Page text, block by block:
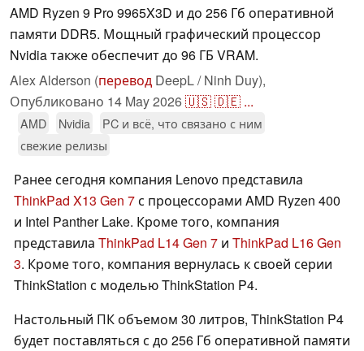
AMD Ryzen 9 Pro 9965X3D и до 256 Гб оперативной
памяти DDR5. Мощный графический процессор
Nvidia также обеспечит до 96 ГБ VRAM.
Alex Alderson (перевод DeepL / Ninh Duy),
Опубликовано 14 May 2026🇺🇸🇩🇪 ...
AMD Nvidia
PC и всё, что связано с ним
свежие релизы
Ранее сегодня компания Lenovo представила
ThinkPad X13 Gen 7с процессорами AMD Ryzen 400
и Intel Panther Lake. Кроме того, компания
представила ThinkPad L14 Gen 7 и ThinkPad L16 Gen
3. Кроме того, компания вернулась к своей серии
ThinkStation с моделью ThinkStation P4.
Настольный ПК объемом 30 литров, ThinkStation P4
будет поставляться с до 256 Гб оперативной памяти